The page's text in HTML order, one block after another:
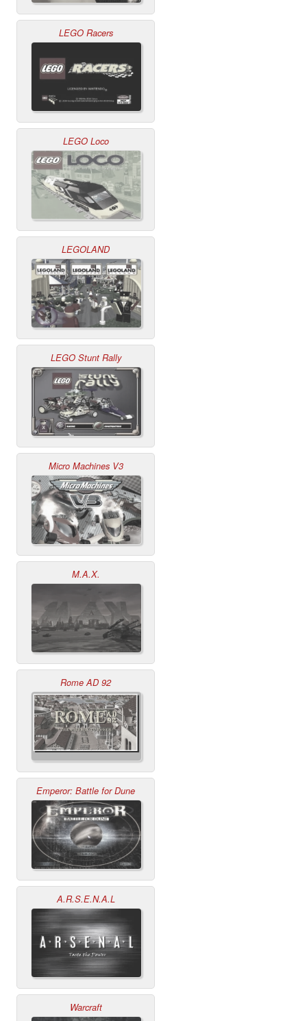
LEGO Racers
LEGO Loco
LEGOLAND
LEGO Stunt Rally
Micro Machines V3
M.A.X.
Rome AD 92
Emperor: Battle for Dune
A.R.S.E.N.A.L
Warcraft